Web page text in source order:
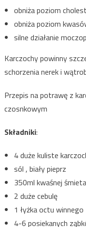
obniża poziom
obniża poziom
silne działanie
Karczochy powinny
schorzenia nerek i
Przepis na potrawę z
czosnkowym
Składniki:
4 duże kuliste
sól , biały pieprz
350ml kwaśnej
2 duże cebulę
1 łyżka octu winnego
4-6 posiekanych